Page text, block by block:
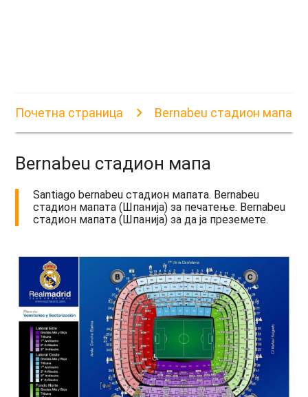
Почетна страница Bernabeu стадион мапа
Bernabeu стадион мапа
Santiago bernabeu стадион мапата. Bernabeu
стадион мапата (Шпанија) за печатење. Bernabeu
стадион мапата (Шпанија) за да ја преземете.